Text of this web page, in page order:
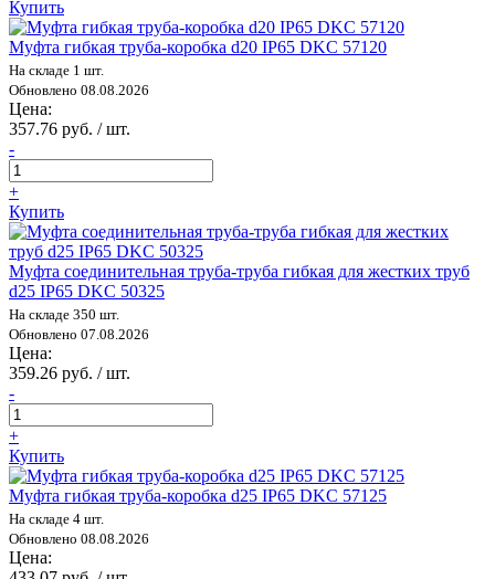
Купить
Муфта гибкая труба-коробка d20 IP65 DKC 57120
На складе 1 шт.
Обновлено 08.08.2026
Цена:
357.76 руб. / шт.
-
+
Купить
Муфта соединительная труба-труба гибкая для жестких труб
d25 IP65 DKC 50325
На складе 350 шт.
Обновлено 07.08.2026
Цена:
359.26 руб. / шт.
-
+
Купить
Муфта гибкая труба-коробка d25 IP65 DKC 57125
На складе 4 шт.
Обновлено 08.08.2026
Цена: